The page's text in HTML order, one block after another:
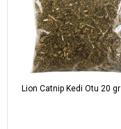
Lion Catnip Kedi Otu 20 gr